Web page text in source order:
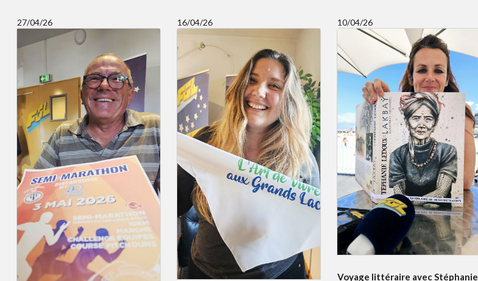
27/04/26 16/04/26 10/04/26
Voyage littéraire avec Stéphanie